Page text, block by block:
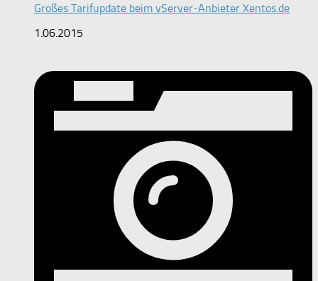
Großes Tarifupdate beim vServer-Anbieter Xentos.de
1.06.2015